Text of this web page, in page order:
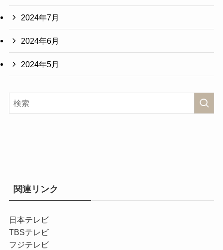
2024年7月
2024年6月
2024年5月
関連リンク
日本テレビ
TBSテレビ
フジテレビ